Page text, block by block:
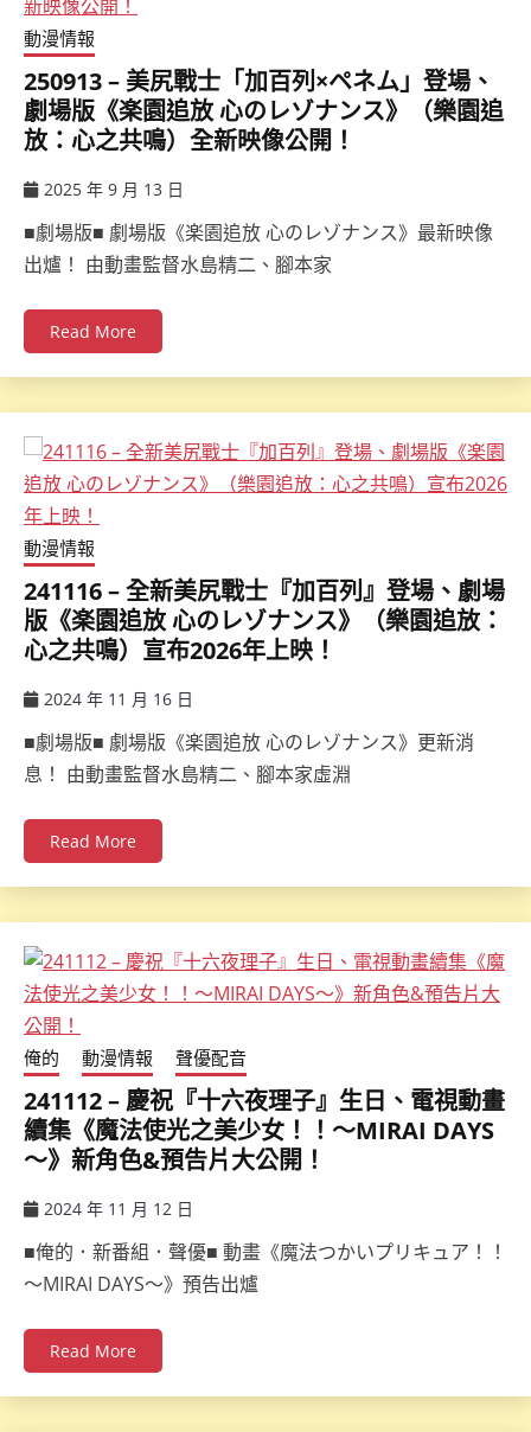
動漫情報
250913 – 美尻戰士「加百列×ペネム」登場、
劇場版《楽園追放 心のレゾナンス》（樂園追
放：心之共鳴）全新映像公開！
2025 年 9 月 13 日
■劇場版■ 劇場版《楽園追放 心のレゾナンス》最新映像
出爐！ 由動畫監督水島精二、腳本家
Read More
動漫情報
241116 – 全新美尻戰士『加百列』登場、劇場
版《楽園追放 心のレゾナンス》（樂園追放：
心之共鳴）宣布2026年上映！
2024 年 11 月 16 日
■劇場版■ 劇場版《楽園追放 心のレゾナンス》更新消
息！ 由動畫監督水島精二、腳本家虛淵
Read More
俺的 動漫情報 聲優配音
241112 – 慶祝『十六夜理子』生日、電視動畫
續集《魔法使光之美少女！！～MIRAI DAYS
～》新角色&預告片大公開！
2024 年 11 月 12 日
■俺的．新番組．聲優■ 動畫《魔法つかいプリキュア！！
～MIRAI DAYS～》預告出爐
Read More